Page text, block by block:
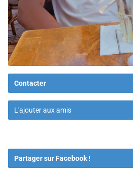
Contacter
L'ajouter aux amis
Partager sur Facebook !